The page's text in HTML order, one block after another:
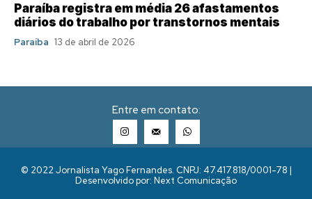
Paraíba registra em média 26 afastamentos
diários do trabalho por transtornos mentais
Paraíba 13 de abril de 2026
Entre em contato:
© 2022 Jornalista Yago Fernandes. CNPJ: 47.417.818/0001-78 |
Desenvolvido por: Next Comunicação